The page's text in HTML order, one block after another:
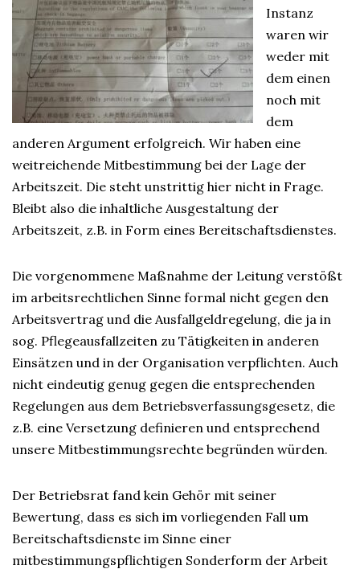
Instanz
waren wir
weder mit
dem einen
noch mit
dem
anderen Argument erfolgreich. Wir haben eine
weitreichende Mitbestimmung bei der Lage der
Arbeitszeit. Die steht unstrittig hier nicht in Frage.
Bleibt also die inhaltliche Ausgestaltung der
Arbeitszeit, z.B. in Form eines Bereitschaftsdienstes.
Die vorgenommene Maßnahme der Leitung verstößt
im arbeitsrechtlichen Sinne formal nicht gegen den
Arbeitsvertrag und die Ausfallgeldregelung, die ja in
sog. Pflegeausfallzeiten zu Tätigkeiten in anderen
Einsätzen und in der Organisation verpflichten. Auch
nicht eindeutig genug gegen die entsprechenden
Regelungen aus dem Betriebsverfassungsgesetz, die
z.B. eine Versetzung definieren und entsprechend
unsere Mitbestimmungsrechte begründen würden.
Der Betriebsrat fand kein Gehör mit seiner
Bewertung, dass es sich im vorliegenden Fall um
Bereitschaftsdienste im Sinne einer
mitbestimmungspflichtigen Sonderform der Arbeit